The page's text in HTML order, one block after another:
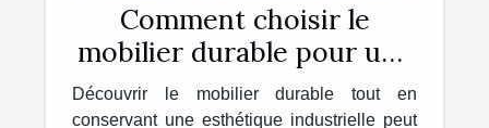
Comment choisir le
mobilier durable pour une
esthétique industrielle ?
Découvrir le mobilier durable tout en
conservant une esthétique industrielle peut